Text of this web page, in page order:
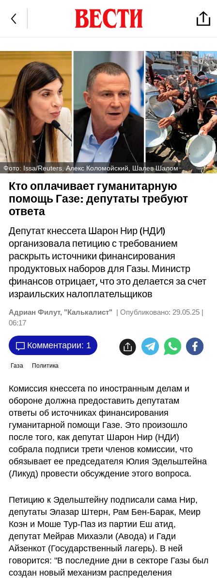
Фото: Issa/Reuters, Алекс Коломойский, Шалев Шалом
Кто оплачивает гуманитарную
помощь Газе: депутаты требуют
ответа
Депутат кнессета Шарон Нир (НДИ)
организовала петицию с требованием
раскрыть источники финансирования
продуктовых наборов для Газы. Министр
финансов отрицает, что это делается за счет
израильских налоплательщиков
Адриан Филут, "Калькалист" | Опубликовано: 29.05.25 |
06:17
Комментарии: 1
Газа Политика
Комиссия кнессета по иностранным делам и
обороне должна предоставить депутатам
ответы об источниках финансирования
гуманитарной помощи Газе. Это произошло
после того, как депутат Шарон Нир (НДИ)
собрала подписи трети членов комиссии, что
обязывает ее председателя Юлия Эдельштейна
(Ликуд) провести обсуждение этого вопроса.
Петицию к Эдельштейну подписали сама Нир,
депутаты Элазар Штерн, Рам Бен-Барак, Меир
Коэн и Моше Тур-Паз из партии Еш атид,
депутат Мейрав Михаэли (Авода) и Гади
Айзенкот (Государственный лагерь). В ней
говорится: "В последние дни в секторе Газы был
создан новый механизм распределения